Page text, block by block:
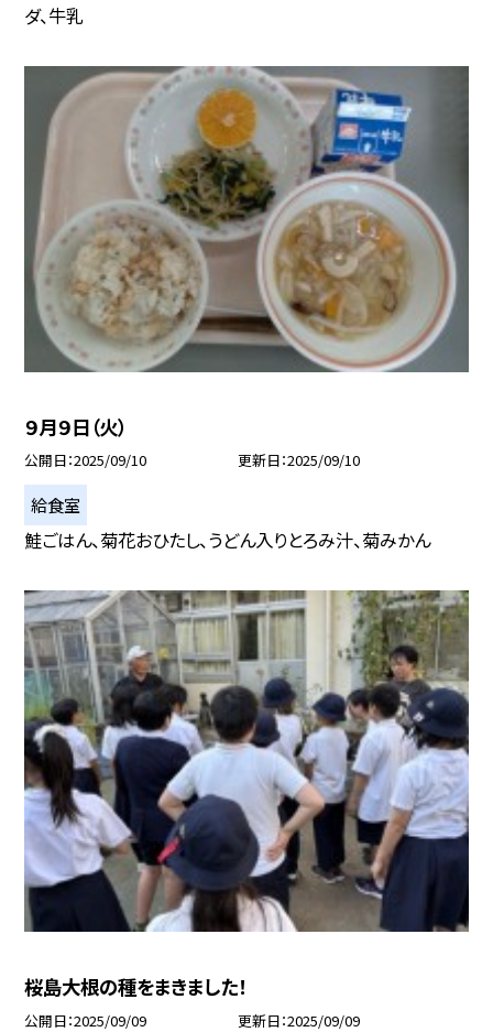
ダ、牛乳
９月９日（火）
公開日 2025/09/10 更新日 2025/09/10
給食室
鮭ごはん、菊花おひたし、うどん入りとろみ汁、菊みかん
桜島大根の種をまきました！
公開日 2025/09/09 更新日 2025/09/09